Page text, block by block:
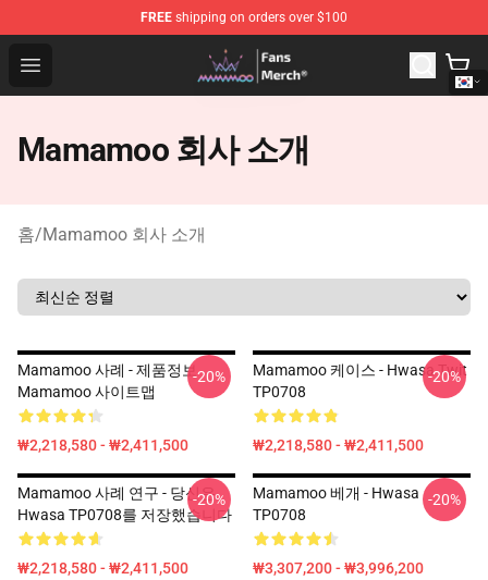
FREE shipping on orders over $100
Open menu
Mamamoo Store - Official Mamamoo Merchandise Shop
Mamamoo 회사 소개
홈/Mamamoo 회사 소개
Mamamoo 사례 - 제품정보
Mamamoo 사이트맵
₩2,218,580 - ₩2,411,500
-20%
Mamamoo 케이스 - Hwasa Twit
TP0708
₩2,218,580 - ₩2,411,500
-20%
Mamamoo 사례 연구 - 당신은
Hwasa TP0708를 저장했습니다
₩2,218,580 - ₩2,411,500
-20%
Mamamoo 베개 - Hwasa
TP0708
₩3,307,200 - ₩3,996,200
-20%